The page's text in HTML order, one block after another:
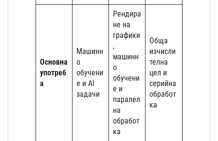
Основна
употреб
а
Машинн
о
обучени
е и AI
задачи
Рендира
не на
графики
,
машинн
о
обучени
е и
паралел
на
обработ
ка
Обща
изчисли
телна
цел и
серийна
обработ
ка